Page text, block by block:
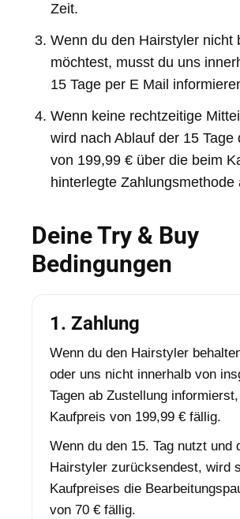
Zeit.
Wenn du den Hairstyler nicht
möchtest, musst du uns
15 Tage per E Mail
Wenn keine rechtzeitige
wird nach Ablauf der 15 Tage
von 199,99 € über die beim
hinterlegte Zahlungsmethode
Deine Try & Buy
Bedingungen
1. Zahlung
Wenn du den Hairstyler
oder uns nicht innerhalb von
Tagen ab Zustellung
Kaufpreis von 199,99 € fällig.
Wenn du den 15. Tag nutzt und
Hairstyler zurücksendest, wird
Kaufpreises die
von 70 € fällig.